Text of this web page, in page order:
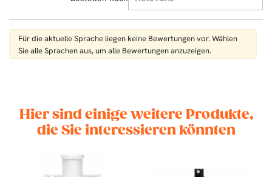
Für die aktuelle Sprache liegen keine Bewertungen vor. Wählen
Sie alle Sprachen aus, um alle Bewertungen anzuzeigen.
Hier sind einige weitere Produkte,
die Sie interessieren könnten